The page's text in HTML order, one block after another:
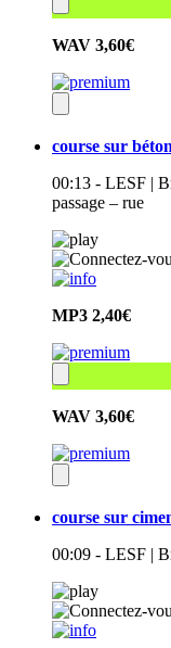
WAV 3,60€
course sur
00:13 - LESF |
passage – rue
MP3 2,40€
WAV 3,60€
course sur
00:09 - LESF |